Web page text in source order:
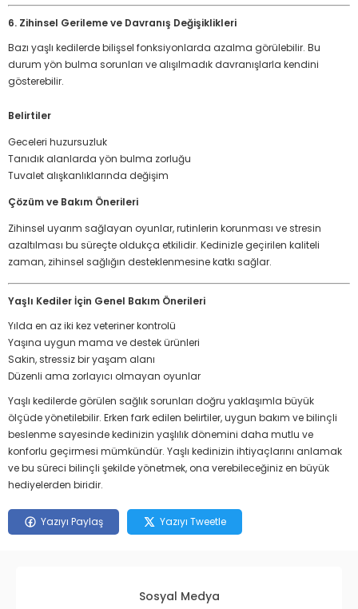
6. Zihinsel Gerileme ve Davranış Değişiklikleri
Bazı yaşlı kedilerde bilişsel fonksiyonlarda azalma görülebilir. Bu
durum yön bulma sorunları ve alışılmadık davranışlarla kendini
gösterebilir.
Belirtiler
Geceleri huzursuzluk
Tanıdık alanlarda yön bulma zorluğu
Tuvalet alışkanlıklarında değişim
Çözüm ve Bakım Önerileri
Zihinsel uyarım sağlayan oyunlar, rutinlerin korunması ve stresin
azaltılması bu süreçte oldukça etkilidir. Kedinizle geçirilen kaliteli
zaman, zihinsel sağlığın desteklenmesine katkı sağlar.
Yaşlı Kediler İçin Genel Bakım Önerileri
Yılda en az iki kez veteriner kontrolü
Yaşına uygun mama ve destek ürünleri
Sakin, stressiz bir yaşam alanı
Düzenli ama zorlayıcı olmayan oyunlar
Yaşlı kedilerde görülen sağlık sorunları doğru yaklaşımla büyük
ölçüde yönetilebilir. Erken fark edilen belirtiler, uygun bakım ve bilinçli
beslenme sayesinde kedinizin yaşlılık dönemini daha mutlu ve
konforlu geçirmesi mümkündür. Yaşlı kedinizin ihtiyaçlarını anlamak
ve bu süreci bilinçli şekilde yönetmek, ona verebileceğiniz en büyük
hediyelerden biridir.
Yazıyı Paylaş Yazıyı Tweetle
Sosyal Medya